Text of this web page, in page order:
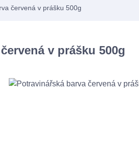
červená v prášku 500g
v prášku 500g